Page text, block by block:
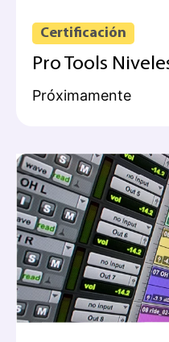
Certificación
Pro Tools
Próximamente